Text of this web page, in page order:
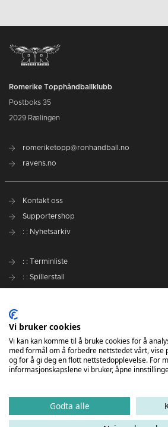
Romerike Topphåndballklubb
Postboks 35
2029 Rælingen
romeriketopp@ronhandball.no
ravens.no
Kontakt oss
Supportershop
: : Nyhetsarkiv
: : Terminliste
: : Spillerstall
: : Samarbeidspartnere
Slik kan du støtte Romerike Ravens
Personvernerklæring
Vi bruker cookies
Vi kan kan komme til å bruke cookies for å
med formål om å forbedre nettstedet vårt, vise
og for å gi deg en flott nettstedopplevelse. For
informasjonskapslene vi bruker, åpne
Godta alle